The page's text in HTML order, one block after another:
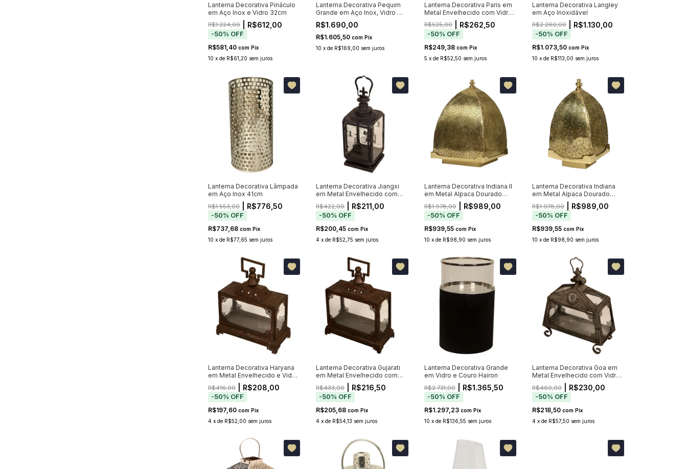
Lanterna Decorativa Pináculo
em Aço Inox e Vidro 32cm
R$1.224,00 | R$612,00
-50% OFF
R$581,40 com Pix
10 x de R$61,20 sem juros
Lanterna Decorativa Pequim
Grande em Aço Inox, Vidro e
Couro
R$1.690,00
R$1.605,50com Pix
10 xde R$169,00 sem juros
Lanterna Decorativa Paris em
Metal Envelhecido com Vidro
R$525,00| R$262,50
-50% OFF
R$249,38 com Pix
5 x de R$52,50 sem juros
Lanterna Decorativa Langley
em Aço Inoxidável
R$2.260,00| R$1.130,00
-50% OFF
R$1.073,50 com Pix
10 x de R$113,00 sem juros
Lanterna Decorativa Lâmpada
em Aço Inox 41cm
R$1.553,00 | R$776,50
-50% OFF
R$737,68 com Pix
10 x de R$77,65 sem juros
Lanterna Decorativa Jiangxi
em Metal Envelhecido com
Vidro 57cm
R$422,00| R$211,00
-50% OFF
R$200,45com Pix
4 xde R$52,75 sem juros
Lanterna Decorativa Indiana II
em Metal Alpaca Dourado
R$1.978,00| R$989,00
-50% OFF
R$939,55 com Pix
10 x de R$98,90 sem juros
Lanterna Decorativa Indiana
em Metal Alpaca Dourado
R$1.978,00| R$989,00
-50% OFF
R$939,55 com Pix
10 x de R$98,90 sem juros
Lanterna Decorativa Haryana
em Metal Envelhecido e Vidro
R$416,00 | R$208,00
-50% OFF
R$197,60 com Pix
4 x de R$52,00 sem juros
Lanterna Decorativa Gujarati
em Metal Envelhecido com
Vidro 50cm
R$433,00| R$216,50
-50% OFF
R$205,68com Pix
4 xde R$54,13 sem juros
Lanterna Decorativa Grande
em Vidro e Couro Hairon
R$2.731,00| R$1.365,50
-50% OFF
R$1.297,23 com Pix
10 x de R$136,55 sem juros
Lanterna Decorativa Goa em
Metal Envelhecido com Vidro
R$460,00| R$230,00
-50% OFF
R$218,50 com Pix
4 x de R$57,50 sem juros